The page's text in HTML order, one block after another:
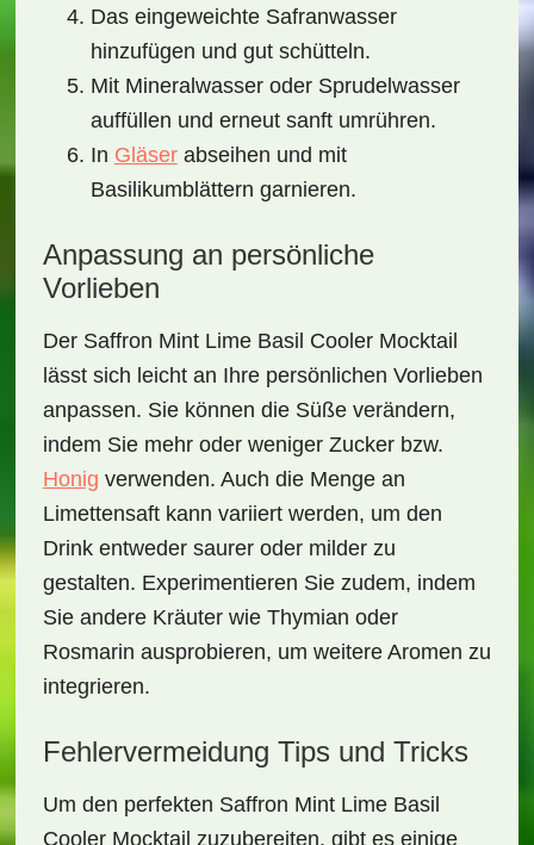
Das eingeweichte Safranwasser
hinzufügen und gut schütteln.
Mit Mineralwasser oder Sprudelwasser
auffüllen und erneut sanft umrühren.
In Gläserabseihen und mit
Basilikumblättern garnieren.
Anpassung an persönliche
Vorlieben
Der Saffron Mint Lime Basil Cooler Mocktail
lässt sich leicht an Ihre persönlichen Vorlieben
anpassen. Sie können die Süße verändern,
indem Sie mehr oder weniger Zucker bzw.
Honig verwenden. Auch die Menge an
Limettensaft kann variiert werden, um den
Drink entweder saurer oder milder zu
gestalten. Experimentieren Sie zudem, indem
Sie andere Kräuter wie Thymian oder
Rosmarin ausprobieren, um weitere Aromen zu
integrieren.
Fehlervermeidung Tips und Tricks
Um den perfekten Saffron Mint Lime Basil
Cooler Mocktail zuzubereiten, gibt es einige